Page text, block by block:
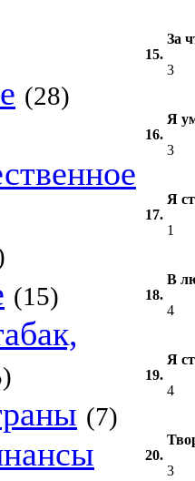
(28)
(15)
(7)
15.
За
3
16.
Я
3
17.
Я
1
18.
В
4
19.
Я
4
20.
3